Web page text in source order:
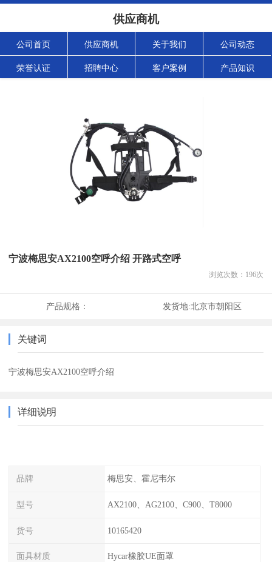
供应商机
公司首页 供应商机 关于我们 公司动态
荣誉认证 招聘中心 客户案例 产品知识
宁波梅思安AX2100空呼介绍 开路式空呼
浏览次数： 196次
产品规格： 发货地:北京市朝阳区
关键词
宁波梅思安AX2100空呼介绍
详细说明
品牌 梅思安、霍尼韦尔
型号 AX2100、AG2100、C900、T8000
货号 10165420
面具材质 Hycar橡胶UE面罩